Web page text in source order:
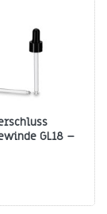
GL18 –
ml